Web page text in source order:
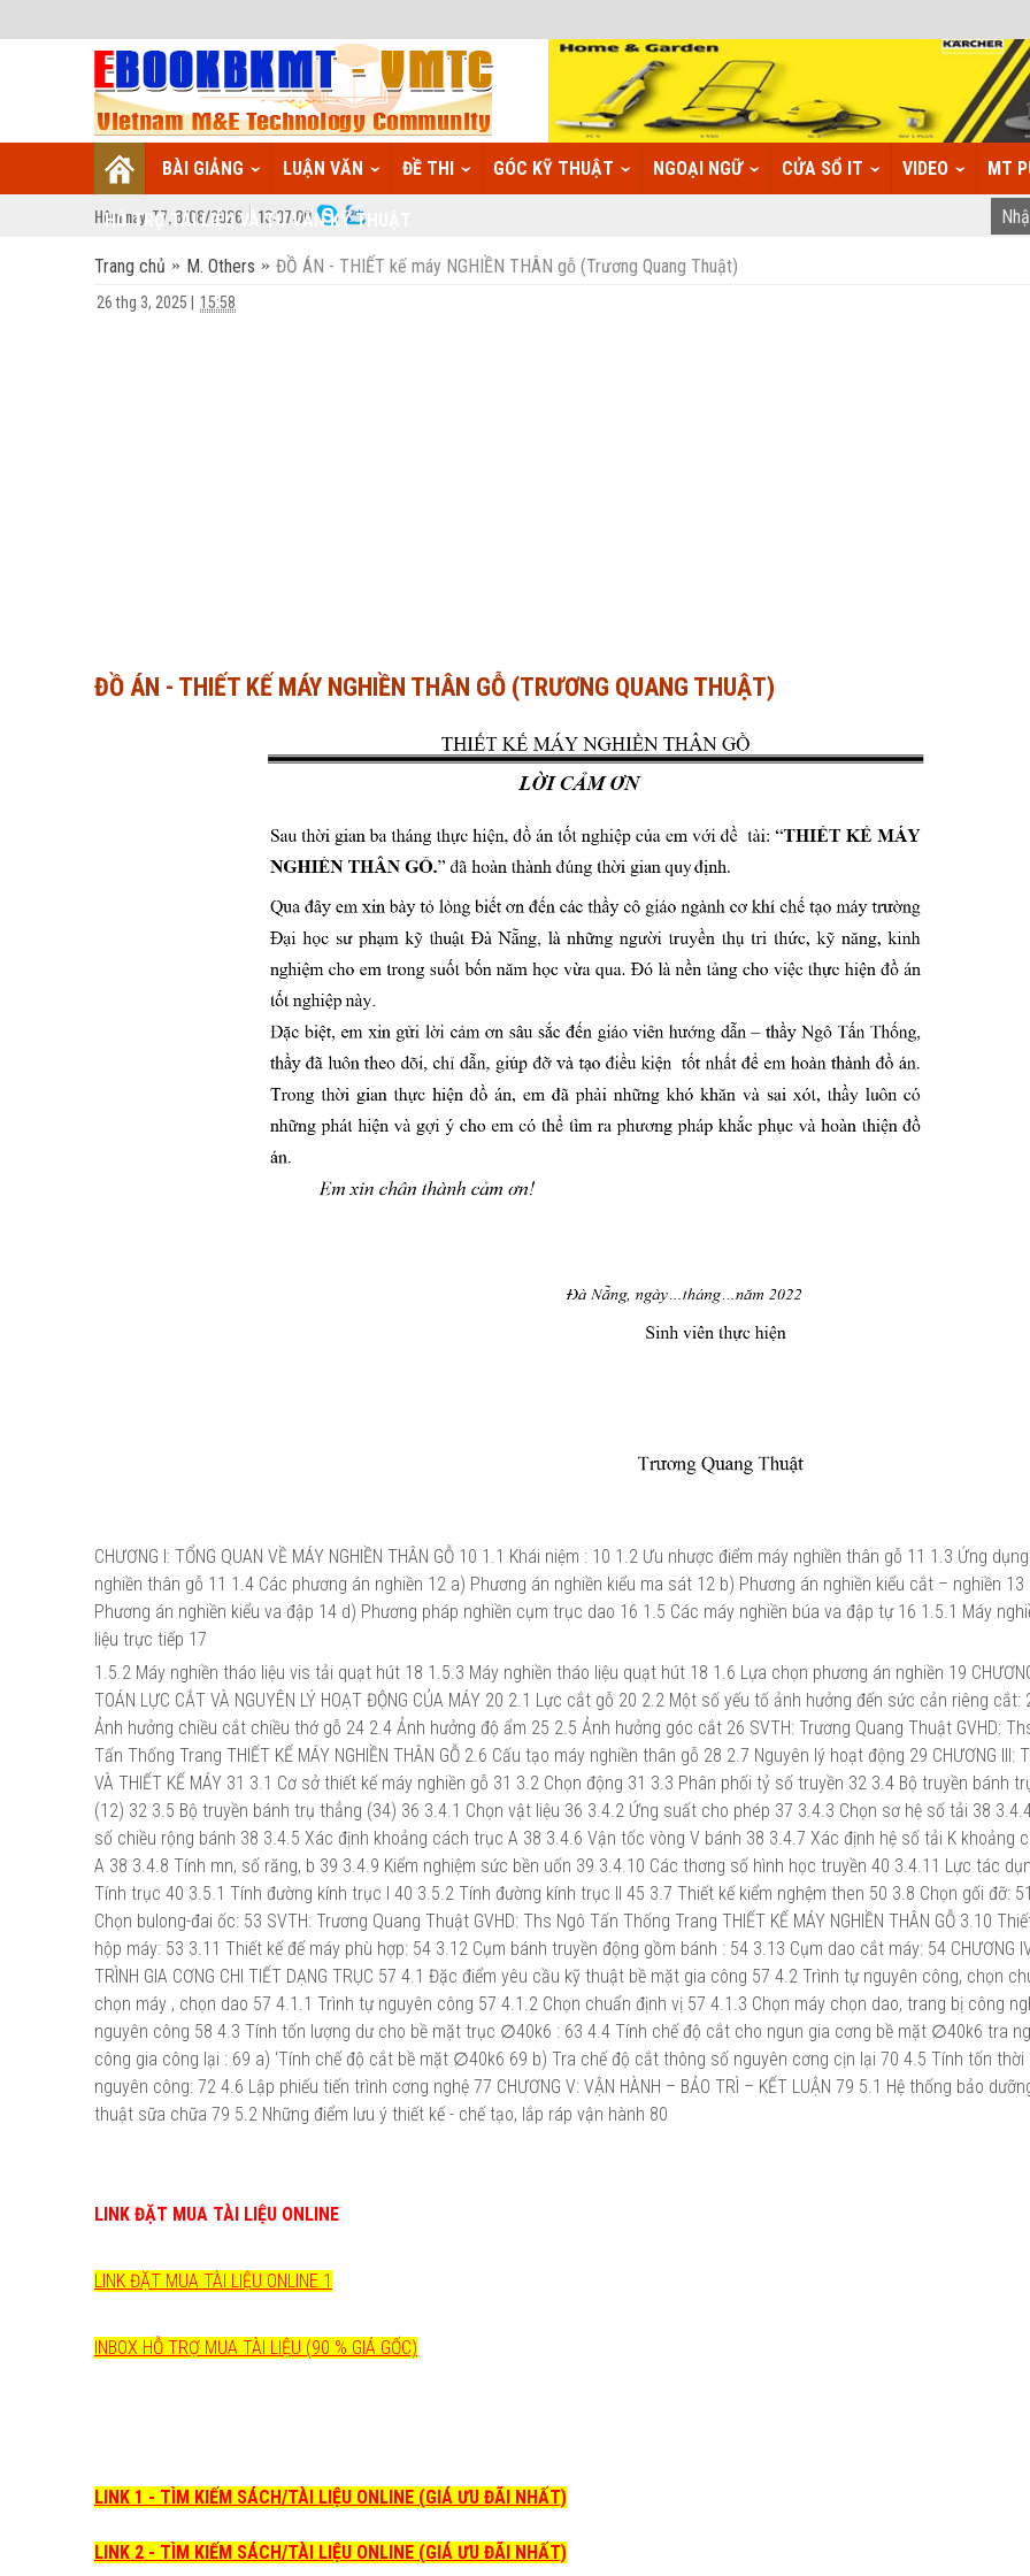
BÀI GIẢNG LUẬN VĂN ĐỀ THI GÓC KỸ THUẬT NGOẠI NGỮ CỬA SỔ IT VIDEO MT
HỖ TRỢ TÀI LIỆU VÀ TƯ VẤN KỸ THUẬT
Hôm nay: T7, 8/08/2026 13:07:01
Trang chủ M. Others ĐỒ ÁN - THIẾT kế máy NGHIỀN THÂN gỗ (Trương Quang Thuật)
26 thg 3, 2025 15:58
ĐỒ ÁN - THIẾT KẾ MÁY NGHIỀN THÂN GỖ (TRƯƠNG QUANG THUẬT)
CHƯƠNG I: TỔNG QUAN VỀ MÁY NGHIỀN THÂN GỖ 10 1.1 Khái niệm : 10 1.2 Ưu nhược điểm máy nghiền thân gỗ 11 1.3 Ứng
nghiền thân gỗ 11 1.4 Các phương án nghiền 12 a) Phương án nghiền kiểu ma sát 12 b) Phương án nghiền kiểu cắt – nghiền 13
Phương án nghiền kiểu va đập 14 d) Phương pháp nghiền cụm trục dao 16 1.5 Các máy nghiền búa va đập tự 16 1.5.1 Máy
liệu trực tiếp 17
1.5.2 Máy nghiền tháo liệu vis tải quạt hút 18 1.5.3 Máy nghiền tháo liệu quạt hút 18 1.6 Lựa chọn phương án nghiền 19
TOÁN LỰC CẮT VÀ NGUYÊN LÝ HOẠT ĐỘNG CỦA MÁY 20 2.1 Lực cắt gỗ 20 2.2 Một số yếu tố ảnh hưởng đến sức cản riêng cắt:
Ảnh hưởng chiều cắt chiều thớ gỗ 24 2.4 Ảnh hưởng độ ẩm 25 2.5 Ảnh hưởng góc cắt 26 SVTH: Trương Quang Thuật GVHD:
Tấn Thống Trang THIẾT KẾ MÁY NGHIỀN THÂN GỖ 2.6 Cấu tạo máy nghiền thân gỗ 28 2.7 Nguyên lý hoạt động 29 CHƯƠNG III:
VÀ THIẾT KẾ MÁY 31 3.1 Cơ sở thiết kế máy nghiền gỗ 31 3.2 Chọn động 31 3.3 Phân phối tỷ số truyền 32 3.4 Bộ truyền bánh
(12) 32 3.5 Bộ truyền bánh trụ thẳng (34) 36 3.4.1 Chọn vật liệu 36 3.4.2 Ứng suất cho phép 37 3.4.3 Chọn sơ hệ số tải 38
số chiều rộng bánh 38 3.4.5 Xác định khoảng cách trục A 38 3.4.6 Vận tốc vòng V bánh 38 3.4.7 Xác định hệ số tải K khoảng
A 38 3.4.8 Tính mn, số răng, b 39 3.4.9 Kiểm nghiệm sức bền uốn 39 3.4.10 Các thơng số hình học truyền 40 3.4.11 Lực tác
Tính trục 40 3.5.1 Tính đường kính trục I 40 3.5.2 Tính đường kính trục II 45 3.7 Thiết kế kiểm nghệm then 50 3.8 Chọn gối đỡ:
Chọn bulong-đai ốc: 53 SVTH: Trương Quang Thuật GVHD: Ths Ngô Tấn Thống Trang THIẾT KẾ MÁY NGHIỀN THÂN GỖ 3.10
hộp máy: 53 3.11 Thiết kế đế máy phù hợp: 54 3.12 Cụm bánh truyền động gồm bánh : 54 3.13 Cụm dao cắt máy: 54 CHƯƠNG
TRÌNH GIA CƠNG CHI TIẾT DẠNG TRỤC 57 4.1 Đặc điểm yêu cầu kỹ thuật bề mặt gia công 57 4.2 Trình tự nguyên công, chọn
chọn máy , chọn dao 57 4.1.1 Trình tự nguyên công 57 4.1.2 Chọn chuẩn định vị 57 4.1.3 Chọn máy chọn dao, trang bị công
nguyên công 58 4.3 Tính tốn lượng dư cho bề mặt trục ∅40k6 : 63 4.4 Tính chế độ cắt cho ngun gia cơng bề mặt ∅40k6 tra
công gia công lại : 69 a) ‘Tính chế độ cắt bề mặt ∅40k6 69 b) Tra chế độ cắt thông số nguyên cơng cịn lại 70 4.5 Tính tốn thời
nguyên công: 72 4.6 Lập phiếu tiến trình cơng nghệ 77 CHƯƠNG V: VẬN HÀNH – BẢO TRÌ – KẾT LUẬN 79 5.1 Hệ thống bảo
thuật sữa chữa 79 5.2 Những điểm lưu ý thiết kế - chế tạo, lắp ráp vận hành 80
LINK ĐẶT MUA TÀI LIỆU ONLINE
LINK ĐẶT MUA TÀI LIỆU ONLINE 1
INBOX HỖ TRỢ MUA TÀI LIỆU (90 % GIÁ GỐC)
LINK 1 - TÌM KIẾM SÁCH/TÀI LIỆU ONLINE (GIÁ ƯU ĐÃI NHẤT)
LINK 2 - TÌM KIẾM SÁCH/TÀI LIỆU ONLINE (GIÁ ƯU ĐÃI NHẤT)